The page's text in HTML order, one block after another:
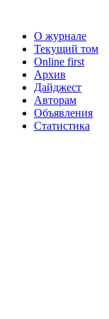
О журнале
Текущий том
Online first
Архив
Дайджест
Авторам
Объявления
Статистика